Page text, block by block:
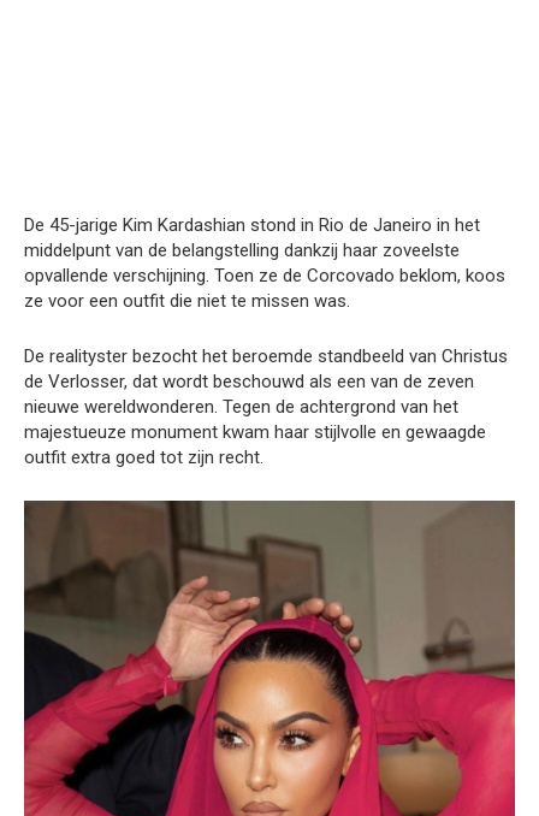
De 45-jarige Kim Kardashian stond in Rio de Janeiro in het
middelpunt van de belangstelling dankzij haar zoveelste
opvallende verschijning. Toen ze de Corcovado beklom, koos
ze voor een outfit die niet te missen was.
De realityster bezocht het beroemde standbeeld van Christus
de Verlosser, dat wordt beschouwd als een van de zeven
nieuwe wereldwonderen. Tegen de achtergrond van het
majestueuze monument kwam haar stijlvolle en gewaagde
outfit extra goed tot zijn recht.